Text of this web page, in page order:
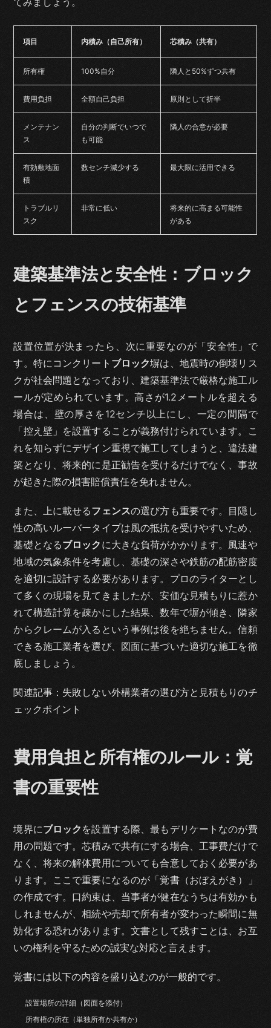
項目 内積み（自己所有） 芯積み（共有）
所有権 100%自分 隣人と50%ずつ共有
費用負担 全額自己負担 原則として折半
メンテナン
ス
自分の判断でいつで
も可能
隣人の合意が必要
有効敷地面
積
数センチ減少する 最大限に活用できる
トラブルリ
スク
非常に低い
将来的に高まる可能性
がある
建築基準法と安全性：ブロック
とフェンスの技術基準
設置位置が決まったら、次に重要なのが「安全性」で
す。特にコンクリート ブロック塀は、地震時の倒壊リス
クが社会問題となっており、建築基準法で厳格な施工ル
ールが定められています。高さが1.2メートルを超える
場合は、壁の厚さを12センチ以上にし、一定の間隔で
「控え壁」を設置することが義務付けられています。こ
れを知らずにデザイン重視で施工してしまうと、違法建
築となり、将来的に是正勧告を受けるだけでなく、事故
が起きた際の損害賠償責任を免れません。
また、上に載せるフェンスの選び方も重要です。目隠し
性の高いルーバータイプは風の抵抗を受けやすいため、
基礎となるブロック に大きな負荷がかかります。風速や
地域の気象条件を考慮し、基礎の深さや鉄筋の配筋密度
を適切に設計する必要があります。プロのライターとし
て多くの現場を見てきましたが、安価な見積もりに惹か
れて構造計算を疎かにした結果、数年で塀が傾き、隣家
からクレームが入るという事例は後を絶ちません。信頼
できる施工業者を選び、図面に基づいた適切な施工を徹
底しましょう。
関連記事：失敗しない外構業者の選び方と見積もりのチ
ェックポイント
費用負担と所有権のルール：覚
書の重要性
境界にブロック を設置する際、最もデリケートなのが費
用の問題です。芯積みで共有にする場合、工事費だけで
なく、将来の解体費用についても合意しておく必要があ
ります。ここで重要になるのが「覚書（おぼえがき）」
の作成です。口約束は、当事者が健在なうちは有効かも
しれませんが、相続や売却で所有者が変わった瞬間に無
効化する恐れがあります。文書として残すことは、お互
いの権利を守るための誠実な対応と言えます。
覚書には以下の内容を盛り込むのが一般的です。
設置場所の詳細（図面を添付）
所有権の所在（単独所有か共有か）